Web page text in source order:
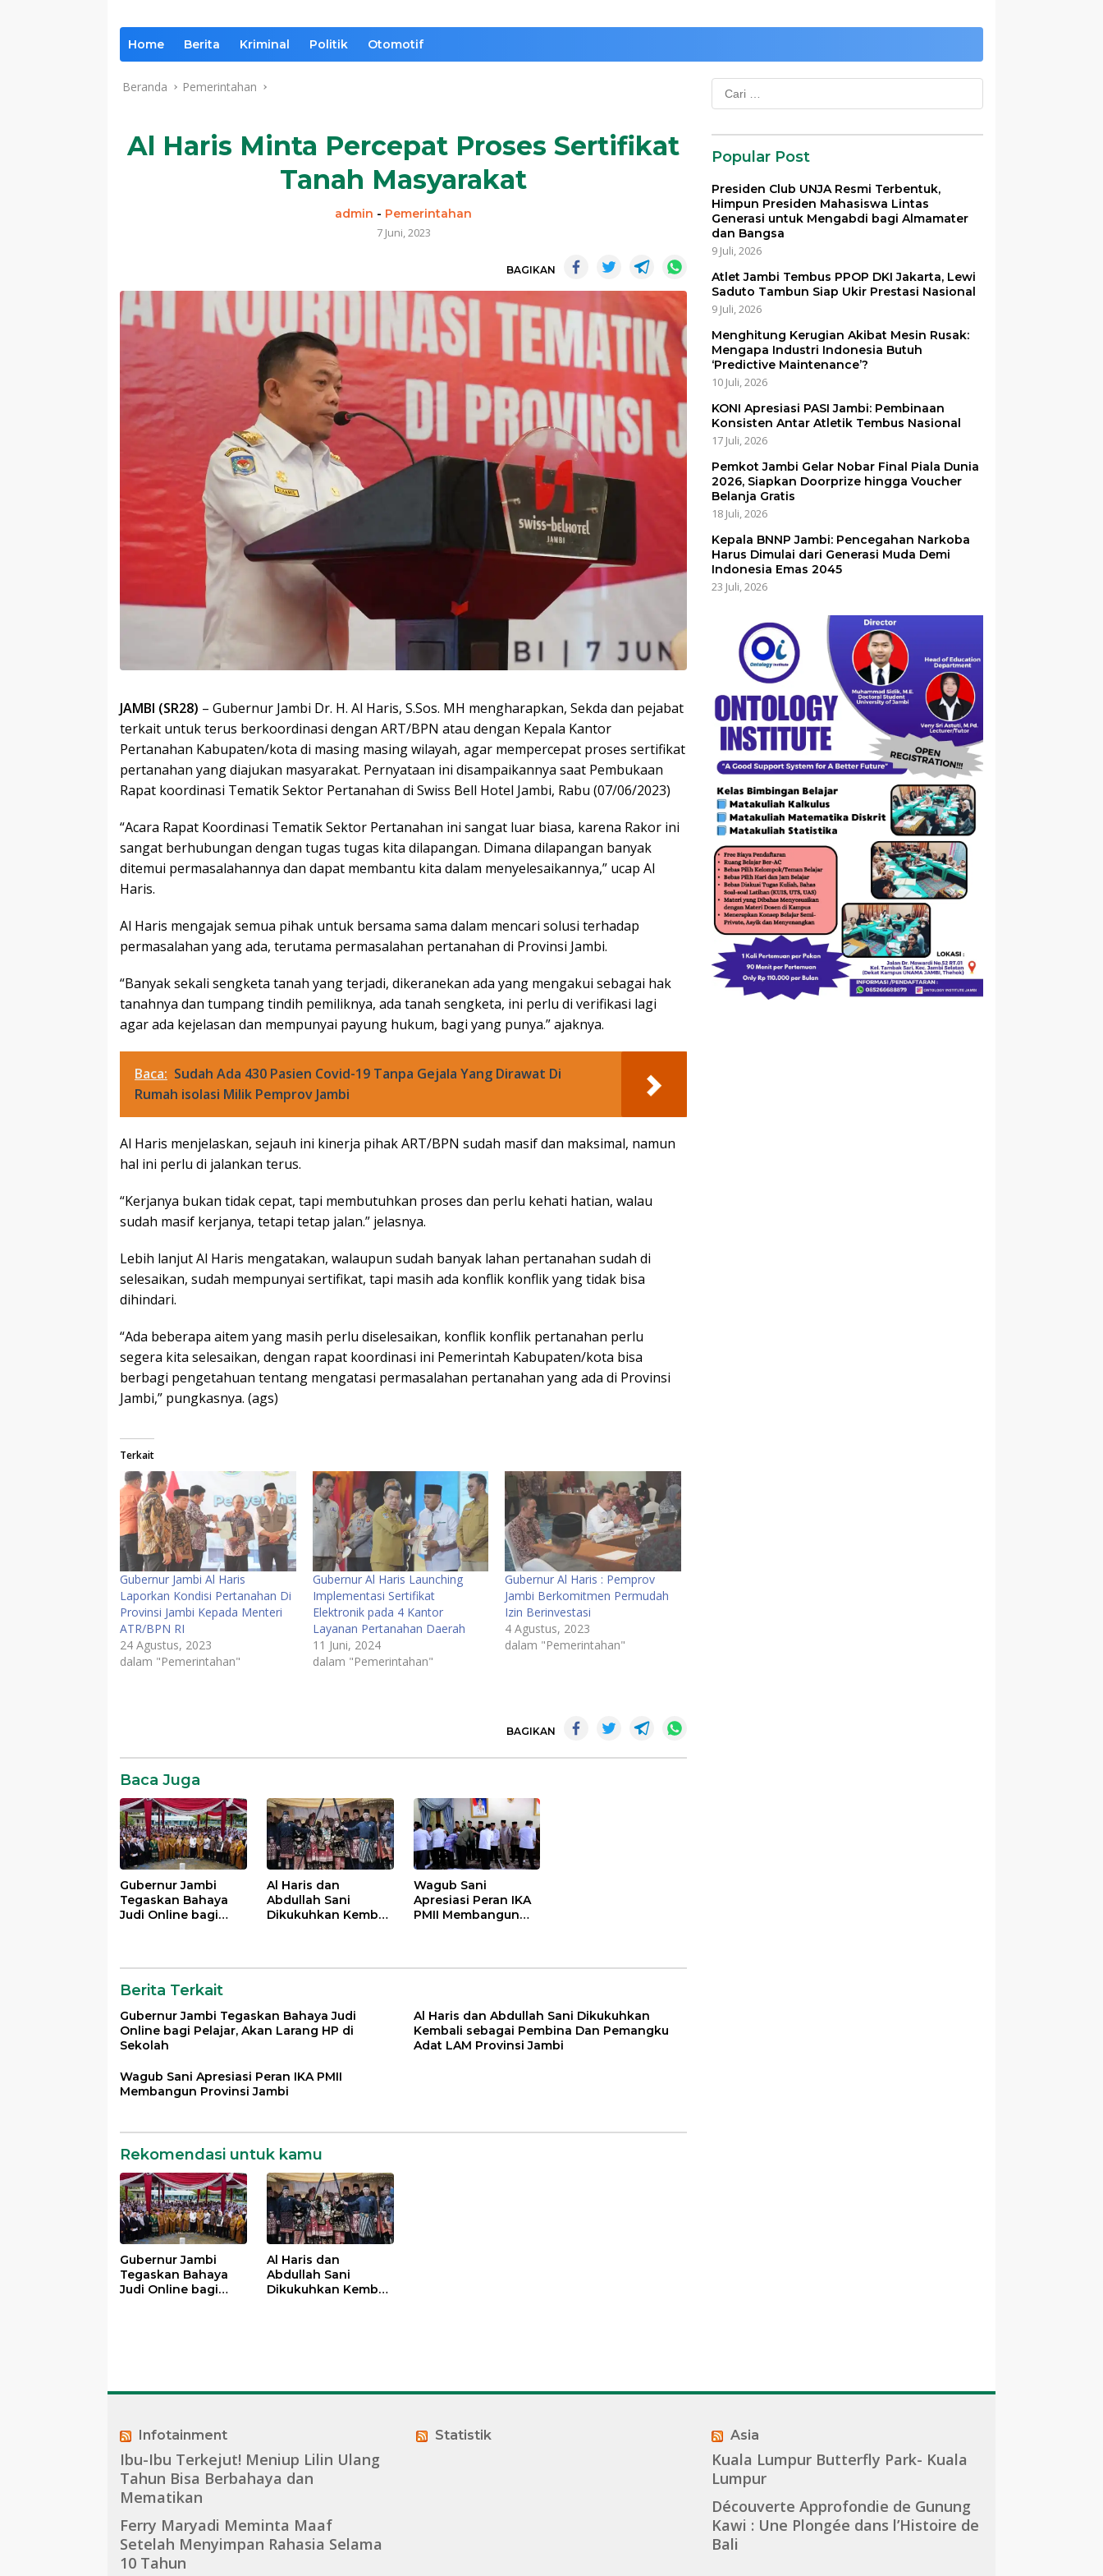
Home Berita Kriminal Politik Otomotif
Beranda Pemerintahan
Al Haris Minta Percepat Proses Sertifikat
Tanah Masyarakat
admin - Pemerintahan
7 Juni, 2023
BAGIKAN
JAMBI (SR28) – Gubernur Jambi Dr. H. Al Haris, S.Sos. MH mengharapkan, Sekda dan pejabat
terkait untuk terus berkoordinasi dengan ART/BPN atau dengan Kepala Kantor
Pertanahan Kabupaten/kota di masing masing wilayah, agar mempercepat proses sertifikat
pertanahan yang diajukan masyarakat. Pernyataan ini disampaikannya saat Pembukaan
Rapat koordinasi Tematik Sektor Pertanahan di Swiss Bell Hotel Jambi, Rabu (07/06/2023)
“Acara Rapat Koordinasi Tematik Sektor Pertanahan ini sangat luar biasa, karena Rakor ini
sangat berhubungan dengan tugas tugas kita dilapangan. Dimana dilapangan banyak
ditemui permasalahannya dan dapat membantu kita dalam menyelesaikannya,” ucap Al
Haris.
Al Haris mengajak semua pihak untuk bersama sama dalam mencari solusi terhadap
permasalahan yang ada, terutama permasalahan pertanahan di Provinsi Jambi.
“Banyak sekali sengketa tanah yang terjadi, dikeranekan ada yang mengakui sebagai hak
tanahnya dan tumpang tindih pemiliknya, ada tanah sengketa, ini perlu di verifikasi lagi
agar ada kejelasan dan mempunyai payung hukum, bagi yang punya.” ajaknya.
Baca: Sudah Ada 430 Pasien Covid-19 Tanpa Gejala Yang Dirawat Di
Rumah isolasi Milik Pemprov Jambi
Al Haris menjelaskan, sejauh ini kinerja pihak ART/BPN sudah masif dan maksimal, namun
hal ini perlu di jalankan terus.
“Kerjanya bukan tidak cepat, tapi membutuhkan proses dan perlu kehati hatian, walau
sudah masif kerjanya, tetapi tetap jalan.” jelasnya.
Lebih lanjut Al Haris mengatakan, walaupun sudah banyak lahan pertanahan sudah di
selesaikan, sudah mempunyai sertifikat, tapi masih ada konflik konflik yang tidak bisa
dihindari.
“Ada beberapa aitem yang masih perlu diselesaikan, konflik konflik pertanahan perlu
segera kita selesaikan, dengan rapat koordinasi ini Pemerintah Kabupaten/kota bisa
berbagi pengetahuan tentang mengatasi permasalahan pertanahan yang ada di Provinsi
Jambi,” pungkasnya. (ags)
Terkait
Gubernur Jambi Al Haris
Laporkan Kondisi Pertanahan Di
Provinsi Jambi Kepada Menteri
ATR/BPN RI
24 Agustus, 2023
dalam "Pemerintahan"
Gubernur Al Haris Launching
Implementasi Sertifikat
Elektronik pada 4 Kantor
Layanan Pertanahan Daerah
11 Juni, 2024
dalam "Pemerintahan"
Gubernur Al Haris : Pemprov
Jambi Berkomitmen Permudah
Izin Berinvestasi
4 Agustus, 2023
dalam "Pemerintahan"
SR28
BAGIKAN
Baca Juga
Gubernur Jambi
Tegaskan Bahaya
Judi Online bagi
Al Haris dan
Abdullah Sani
Dikukuhkan Kembali
Wagub Sani
Apresiasi Peran IKA
PMII Membangun
Berita Terkait
Gubernur Jambi Tegaskan Bahaya Judi
Online bagi Pelajar, Akan Larang HP di
Sekolah
Al Haris dan Abdullah Sani Dikukuhkan
Kembali sebagai Pembina Dan Pemangku
Adat LAM Provinsi Jambi
Wagub Sani Apresiasi Peran IKA PMII
Membangun Provinsi Jambi
Rekomendasi untuk kamu
Gubernur Jambi
Tegaskan Bahaya
Judi Online bagi
Al Haris dan
Abdullah Sani
Dikukuhkan Kembali
Cari
untuk:
Popular Post
Presiden Club UNJA Resmi Terbentuk,
Himpun Presiden Mahasiswa Lintas
Generasi untuk Mengabdi bagi Almamater
dan Bangsa
9 Juli, 2026
Atlet Jambi Tembus PPOP DKI Jakarta, Lewi
Saduto Tambun Siap Ukir Prestasi Nasional
9 Juli, 2026
Menghitung Kerugian Akibat Mesin Rusak:
Mengapa Industri Indonesia Butuh
‘Predictive Maintenance’?
10 Juli, 2026
KONI Apresiasi PASI Jambi: Pembinaan
Konsisten Antar Atletik Tembus Nasional
17 Juli, 2026
Pemkot Jambi Gelar Nobar Final Piala Dunia
2026, Siapkan Doorprize hingga Voucher
Belanja Gratis
18 Juli, 2026
Kepala BNNP Jambi: Pencegahan Narkoba
Harus Dimulai dari Generasi Muda Demi
Indonesia Emas 2045
23 Juli, 2026
Infotainment
Ibu-Ibu Terkejut! Meniup Lilin Ulang
Tahun Bisa Berbahaya dan
Mematikan
Ferry Maryadi Meminta Maaf
Setelah Menyimpan Rahasia Selama
10 Tahun
Statistik Asia
Kuala Lumpur Butterfly Park- Kuala
Lumpur
Découverte Approfondie de Gunung
Kawi : Une Plongée dans l’Histoire de
Bali